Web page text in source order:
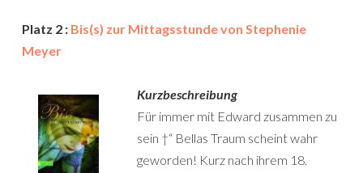
Platz 2 : Bis(s) zur Mittagsstunde von Stephenie
Meyer
Kurzbeschreibung
Für immer mit Edward zusammen zu
sein †“ Bellas Traum scheint wahr
geworden! Kurz nach ihrem 18.